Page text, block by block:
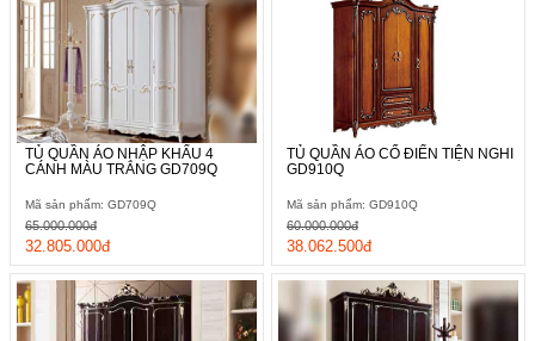
TỦ QUẦN ÁO NHẬP KHẨU 4
CÁNH MÀU TRẮNG GD709Q
Mã sản phẩm: GD709Q
32.805.000đ
65.000.000đ
TỦ QUẦN ÁO CỔ ĐIỂN TIỆN NGHI
GD910Q
Mã sản phẩm: GD910Q
38.062.500đ
60.000.000đ